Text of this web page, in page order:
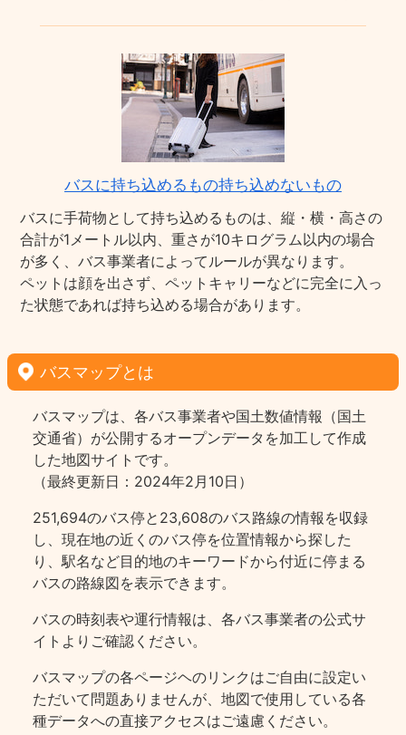
バスに持ち込めるもの持ち込めないもの
バスに手荷物として持ち込めるものは、縦・横・高さの
合計が1メートル以内、重さが10キログラム以内の場合
が多く、バス事業者によってルールが異なります。
ペットは顔を出さず、ペットキャリーなどに完全に入っ
た状態であれば持ち込める場合があります。
バスマップとは
バスマップは、各バス事業者や国土数値情報（国土
交通省）が公開するオープンデータを加工して作成
した地図サイトです。
（最終更新日：2024年2月10日）
251,694のバス停と23,608のバス路線の情報を収録
し、現在地の近くのバス停を位置情報から探した
り、駅名など目的地のキーワードから付近に停まる
バスの路線図を表示できます。
バスの時刻表や運行情報は、各バス事業者の公式サ
イトよりご確認ください。
バスマップの各ページヘのリンクはご自由に設定い
ただいて問題ありませんが、地図で使用している各
種データへの直接アクセスはご遠慮ください。